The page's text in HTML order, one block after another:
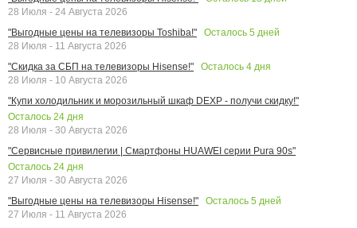
28 Июля - 24 Августа 2026
"Выгодные цены на телевизоры Toshiba!"
Осталось 5 дней
28 Июля - 11 Августа 2026
"Скидка за СБП на телевизоры Hisense!"
Осталось 4 дня
28 Июля - 10 Августа 2026
"Купи холодильник и морозильный шкаф DEXP - получи скидку!"
Осталось 24 дня
28 Июля - 30 Августа 2026
"Сервисные привилегии | Смартфоны HUAWEI серии Pura 90s"
Осталось 24 дня
27 Июля - 30 Августа 2026
"Выгодные цены на телевизоры Hisense!"
Осталось 5 дней
27 Июля - 11 Августа 2026